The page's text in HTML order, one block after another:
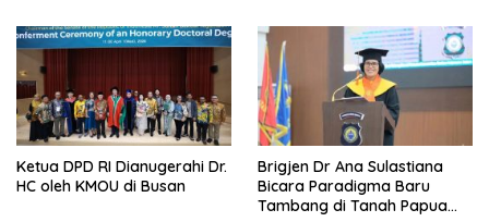
Ketua DPD RI Dianugerahi Dr.
HC oleh KMOU di Busan
Brigjen Dr Ana Sulastiana
Bicara Paradigma Baru
Tambang di Tanah Papua